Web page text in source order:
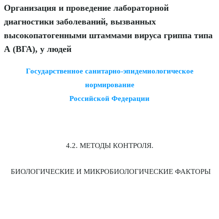
Организация и проведение лабораторной
диагностики заболеваний, вызванных
высокопатогенными штаммами вируса гриппа типа
А (ВГА), у людей
Государственное санитарно-эпидемиологическое
нормирование
Российской Федерации
4.2. МЕТОДЫ КОНТРОЛЯ.
БИОЛОГИЧЕСКИЕ И МИКРОБИОЛОГИЧЕСКИЕ ФАКТОРЫ